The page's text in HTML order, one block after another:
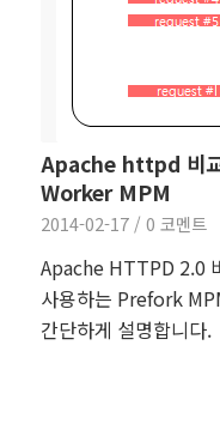
Apache httpd 비
Worker MPM
2014-02-17 / 0 코멘트
Apache HTTPD 2.0
사용하는 Prefork
간단하게 설명합니다.